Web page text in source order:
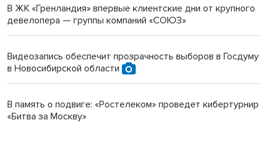
В ЖК «Гренландия» впервые клиентские дни от крупного
девелопера — группы компаний «СОЮЗ»
Видеозапись обеспечит прозрачность выборов в Госдуму
в Новосибирской области
В память о подвиге: «Ростелеком» проведет кибертурнир
«Битва за Москву»